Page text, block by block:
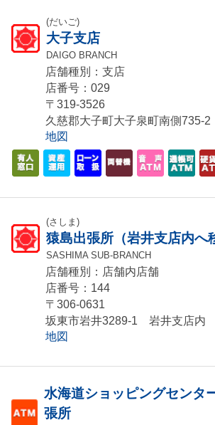
(だいご)
大子支店
DAIGO BRANCH
店舗種別：支店
店番号：029
〒319-3526
久慈郡大子町大子泉町南側735-2
地図
(さしま)
猿島出張所（岩井支店内へ
SASHIMA SUB-BRANCH
店舗種別：店舗内店舗
店番号：144
〒306-0631
坂東市岩井3289-1 岩井支店内
地図
水海道ショッピングセンタ
張所